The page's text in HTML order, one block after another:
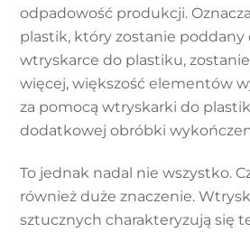
odpadowość produkcji.
plastik, który zostanie poddany
wtryskarce do plastiku,
więcej, większość elementów
za pomocą wtryskarki do
dodatkowej obróbki
To jednak nadal nie wszystko.
również duże znaczenie.
sztucznych charakteryzują się